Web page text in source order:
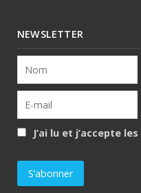
NEWSLETTER
J’ai lu et j’accepte les